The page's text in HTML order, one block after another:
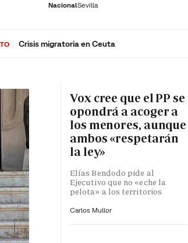
NacionalSevilla
SOCIEDADCULTURAGENTEPLAY
Crisis migratoria en Ceuta
Vox cree que el PP se
opondrá a acoger a
los menores, aunque
ambos «respetarán
la ley»
Elías Bendodo pide al
Ejecutivo que no «eche la
pelota» a los territorios
Carlos Mullor